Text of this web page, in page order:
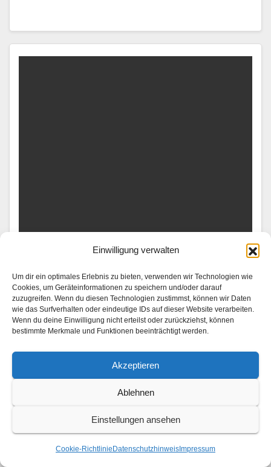
Einwilligung verwalten
Um dir ein optimales Erlebnis zu bieten, verwenden wir Technologien wie
Cookies, um Geräteinformationen zu speichern und/oder darauf
zuzugreifen. Wenn du diesen Technologien zustimmst, können wir Daten
wie das Surfverhalten oder eindeutige IDs auf dieser Website verarbeiten.
Wenn du deine Einwilligung nicht erteilst oder zurückziehst, können
bestimmte Merkmale und Funktionen beeinträchtigt werden.
Akzeptieren
Ablehnen
Einstellungen ansehen
Cookie-Richtlinie Datenschutzhinweis Impressum
Trip down memory lane: Analoge
Reiseerinnerungen
1. AUGUST 2026
Mit Lea van Acken, Gizem Emre und Ben Felipe
Momente wiederzuentdecken, die jede Reise prägen
Von Orten der Kind­heit und Lieblingsvierteln bis hin zu